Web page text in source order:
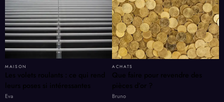
MAISON
Les volets roulants : ce qui rend
leurs poses si intéressantes
Eva
ACHATS
Que faire pour revendre des
pièces d’or ?
Bruno